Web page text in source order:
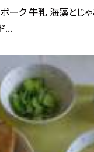
ーク 牛乳 海藻とじ
...